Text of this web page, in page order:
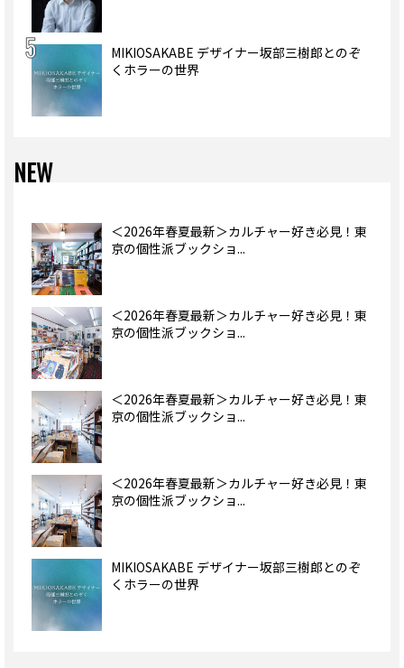
MIKIOSAKABE デザイナー坂部三樹郎とのぞ
くホラーの世界
NEW
＜2026年春夏最新＞カルチャー好き必見！東
京の個性派ブックショ...
＜2026年春夏最新＞カルチャー好き必見！東
京の個性派ブックショ...
＜2026年春夏最新＞カルチャー好き必見！東
京の個性派ブックショ...
＜2026年春夏最新＞カルチャー好き必見！東
京の個性派ブックショ...
MIKIOSAKABE デザイナー坂部三樹郎とのぞ
くホラーの世界